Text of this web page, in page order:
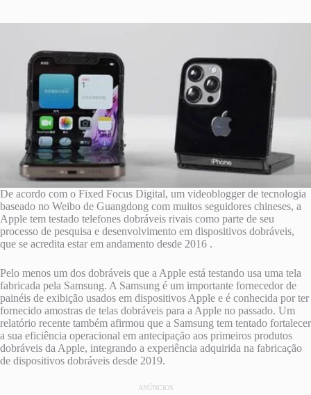
De acordo com o Fixed Focus Digital, um videoblogger de tecnologia
baseado no Weibo de Guangdong com muitos seguidores chineses, a
Apple tem testado telefones dobráveis ​​rivais como parte de seu
processo de pesquisa e desenvolvimento em dispositivos dobráveis,
que se acredita estar em andamento desde 2016 .
Pelo menos um dos dobráveis ​​​​que a Apple está testando usa uma tela
fabricada pela Samsung. A Samsung é um importante fornecedor de
painéis de exibição usados ​​em dispositivos Apple e é conhecida por ter
fornecido amostras de telas dobráveis ​​para a Apple no passado. Um
relatório recente também afirmou que a Samsung tem tentado fortalecer
a sua eficiência operacional em antecipação aos primeiros produtos
dobráveis ​​da Apple, integrando a experiência adquirida na fabricação
de dispositivos dobráveis ​​desde 2019.
ANÚNCIOS